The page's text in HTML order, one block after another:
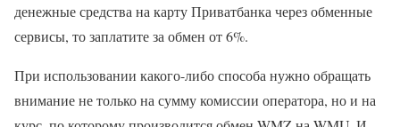
денежные средства на карту Приватбанка через обменные
сервисы, то заплатите за обмен от 6%.
При использовании какого-либо способа нужно обращать
внимание не только на сумму комиссии оператора, но и на